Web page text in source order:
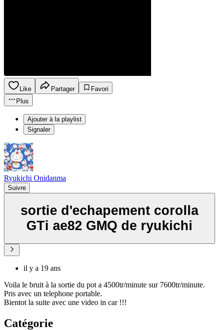
Like Partager
Favori
Plus
Ajouter à la playlist
Signaler
Ryukichi Onidanma
Suivre
sortie d'echapement corolla
GTi ae82 GMQ de ryukichi
il y a 19 ans
Voila le bruit à la sortie du pot a 4500tr/minute sur 7600tr/minute.
Pris avec un telephone portable.
Bientot la suite avec une video in car !!!
Catégorie